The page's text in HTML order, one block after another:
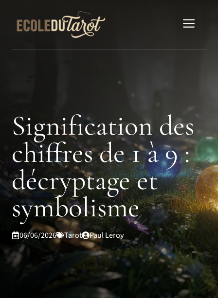
contenu
Signification des
chiffres de 1 à 9 :
décryptage et
symbolisme
06/06/2026 Tarot Paul Leroy